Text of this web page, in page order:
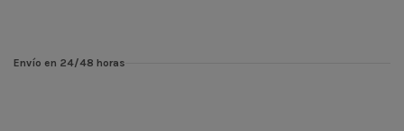
Envío en 24/48 horas